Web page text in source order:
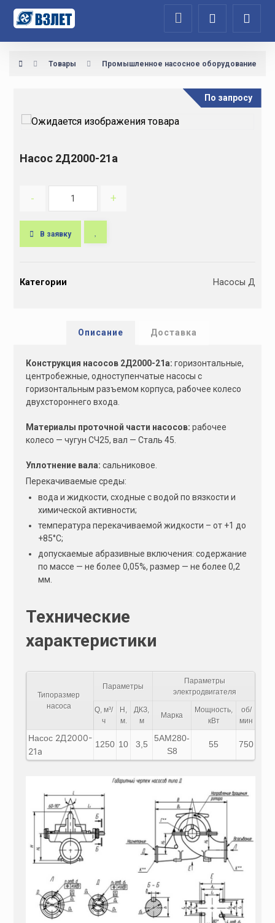
Товары Промышленное насосное оборудование
Насос 2Д2000-21а
По запросу
- +
В заявку
tКатегории Насосы Д
Описание Доставка
Конструкция насосов 2Д2000-21а:горизонтальные,
центробежные, одноступен­чатые насосы с
горизонтальным разъемом корпуса, рабочее колесо
двухстороннего входа.
Материалы проточной части насосов: рабочее
колесо — чугун СЧ25, вал — Сталь 45.
Уплотнение вала: сальниковое.
Перекачиваемые среды:
вода и жидкости, сходные с водой по вязкости и
химической активности;
температура перекачиваемой жидкости – от +1 до
+85°С;
допускаемые абразивные включения: содержание
по массе — не более 0,05%, размер — не более 0,2
мм.
Технические
характеристики
Типоразмер
насоса
Параметры
Параметры
электродвигателя
Q, м³/
ч
H,
м.
ДКЗ,
м
Марка
Мощность,
кВт
об/
мин
Насос 2Д2000-
21а
1250 10 3,5
5АМ280-
S8
55 750